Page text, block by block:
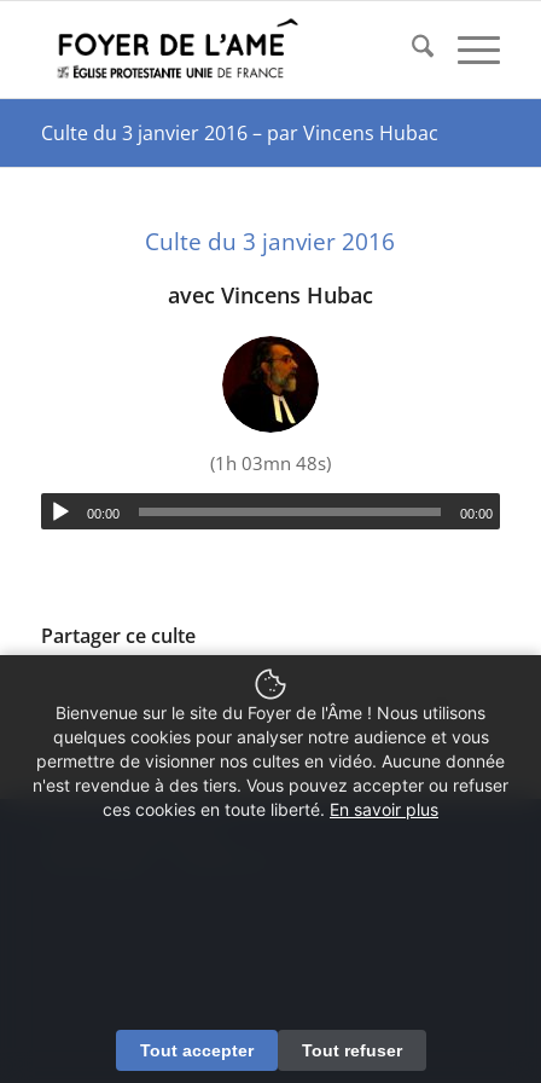
Culte du 3 janvier 2016 – par Vincens Hubac
Culte du 3 janvier 2016
avec Vincens Hubac
(1h 03mn 48s)
00:00 00:00
Partager ce culte
Bienvenue sur le site du Foyer de l'Âme ! Nous utilisons
quelques cookies pour analyser notre audience et vous
permettre de visionner nos cultes en vidéo. Aucune donnée
n'est revendue à des tiers. Vous pouvez accepter ou refuser
ces cookies en toute liberté. En savoir plus
Tout accepter Tout refuser